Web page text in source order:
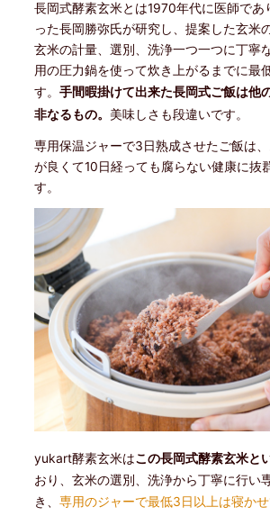
長岡式酵素玄米とは1970年代に医師であ
った長岡勝弥氏が研究し、提案した玄米
玄米の計量、選別、洗浄一つ一つに丁寧
用の圧力鍋を使って炊き上がるまでに最
す。 手間暇掛けて出来た長岡式ご飯は他
非なるもの。 美味しさも段違いです。
専用保温ジャーで3日熟成させたご飯は
が良くて10日経っても腐らない健康に抜
す。
yukart酵素玄米はこの長岡式酵素玄米と
おり、玄米の選別、洗浄から丁寧に行い
き、 専用のジャーで最低3日以上は寝か